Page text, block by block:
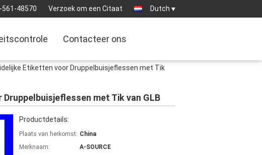
561-48570 Verzoek om een Citaat Dutch
Contacteer ons
Etiketten voor Druppelbuisjeflessen met Tik
met Tik van GLB
Productdetails:
Plaats van herkomst: China
Merknaam:
A-SOURCE